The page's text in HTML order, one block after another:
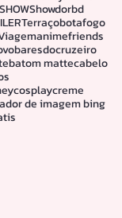
RJ
Riodejaneiro
SHOWShowdorbd
Terraçobotafogo
animefriends
batom mattecabelo
cosplay
de imagem bing